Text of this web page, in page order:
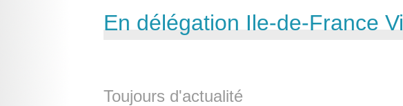
En délégation Ile-de-France
Toujours d'actualité